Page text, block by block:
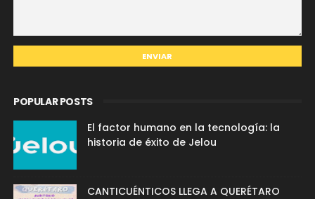
POPULAR POSTS
El factor humano en la tecnología: la
historia de éxito de Jelou
CANTICUÉNTICOS LLEGA A QUERÉTARO